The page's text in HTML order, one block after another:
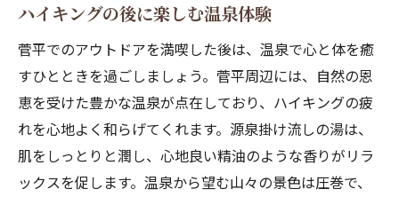
ハイキングの後に楽しむ温泉体験
菅平でのアウトドアを満喫した後は、温泉で心と体を癒
すひとときを過ごしましょう。菅平周辺には、自然の恩
恵を受けた豊かな温泉が点在しており、ハイキングの疲
れを心地よく和らげてくれます。源泉掛け流しの湯は、
肌をしっとりと潤し、心地良い精油のような香りがリラ
ックスを促します。温泉から望む山々の景色は圧巻で、